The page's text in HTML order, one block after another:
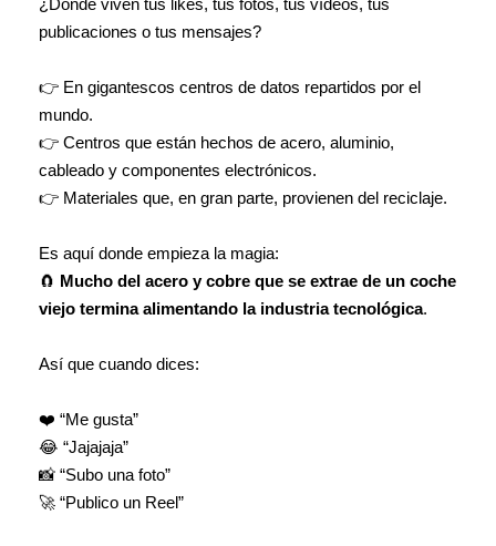
¿Dónde viven tus likes, tus fotos, tus vídeos, tus
publicaciones o tus mensajes?
👉 En gigantescos centros de datos repartidos por el
mundo.
👉 Centros que están hechos de acero, aluminio,
cableado y componentes electrónicos.
👉 Materiales que, en gran parte, provienen del reciclaje.
Es aquí donde empieza la magia:
🧲 Mucho del acero y cobre que se extrae de un coche
viejo termina alimentando la industria tecnológica.
Así que cuando dices:
❤️ “Me gusta”
😂 “Jajajaja”
📸 “Subo una foto”
🚀 “Publico un Reel”